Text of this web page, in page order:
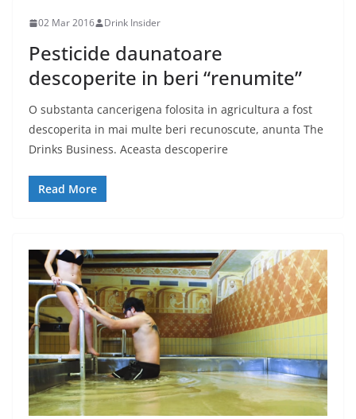
02 Mar 2016 Drink Insider
Pesticide daunatoare
descoperite in beri “renumite”
O substanta cancerigena folosita in agricultura a fost
descoperita in mai multe beri recunoscute, anunta The
Drinks Business. Aceasta descoperire
Read More